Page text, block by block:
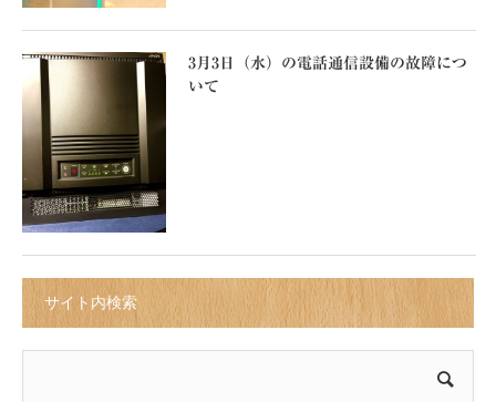
3月3日（水）の電話通信設備の故障につ
いて
サイト内検索